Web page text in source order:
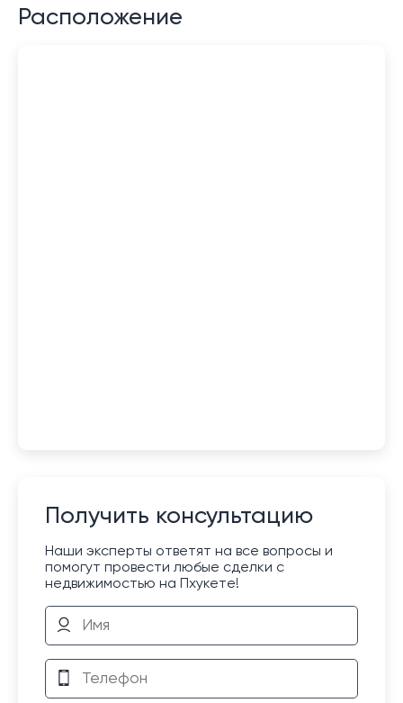
Расположение
Получить консультацию
Наши эксперты ответят на все вопросы и
помогут провести любые сделки с
недвижимостью на Пхукете!